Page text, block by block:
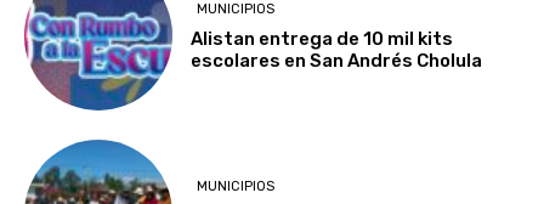
MUNICIPIOS
Alistan entrega de 10 mil kits
escolares en San Andrés Cholula
MUNICIPIOS